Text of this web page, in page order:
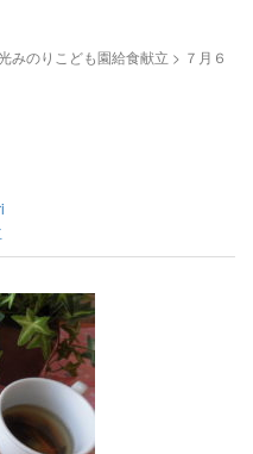
みのりこども園給食献立 > ７月６